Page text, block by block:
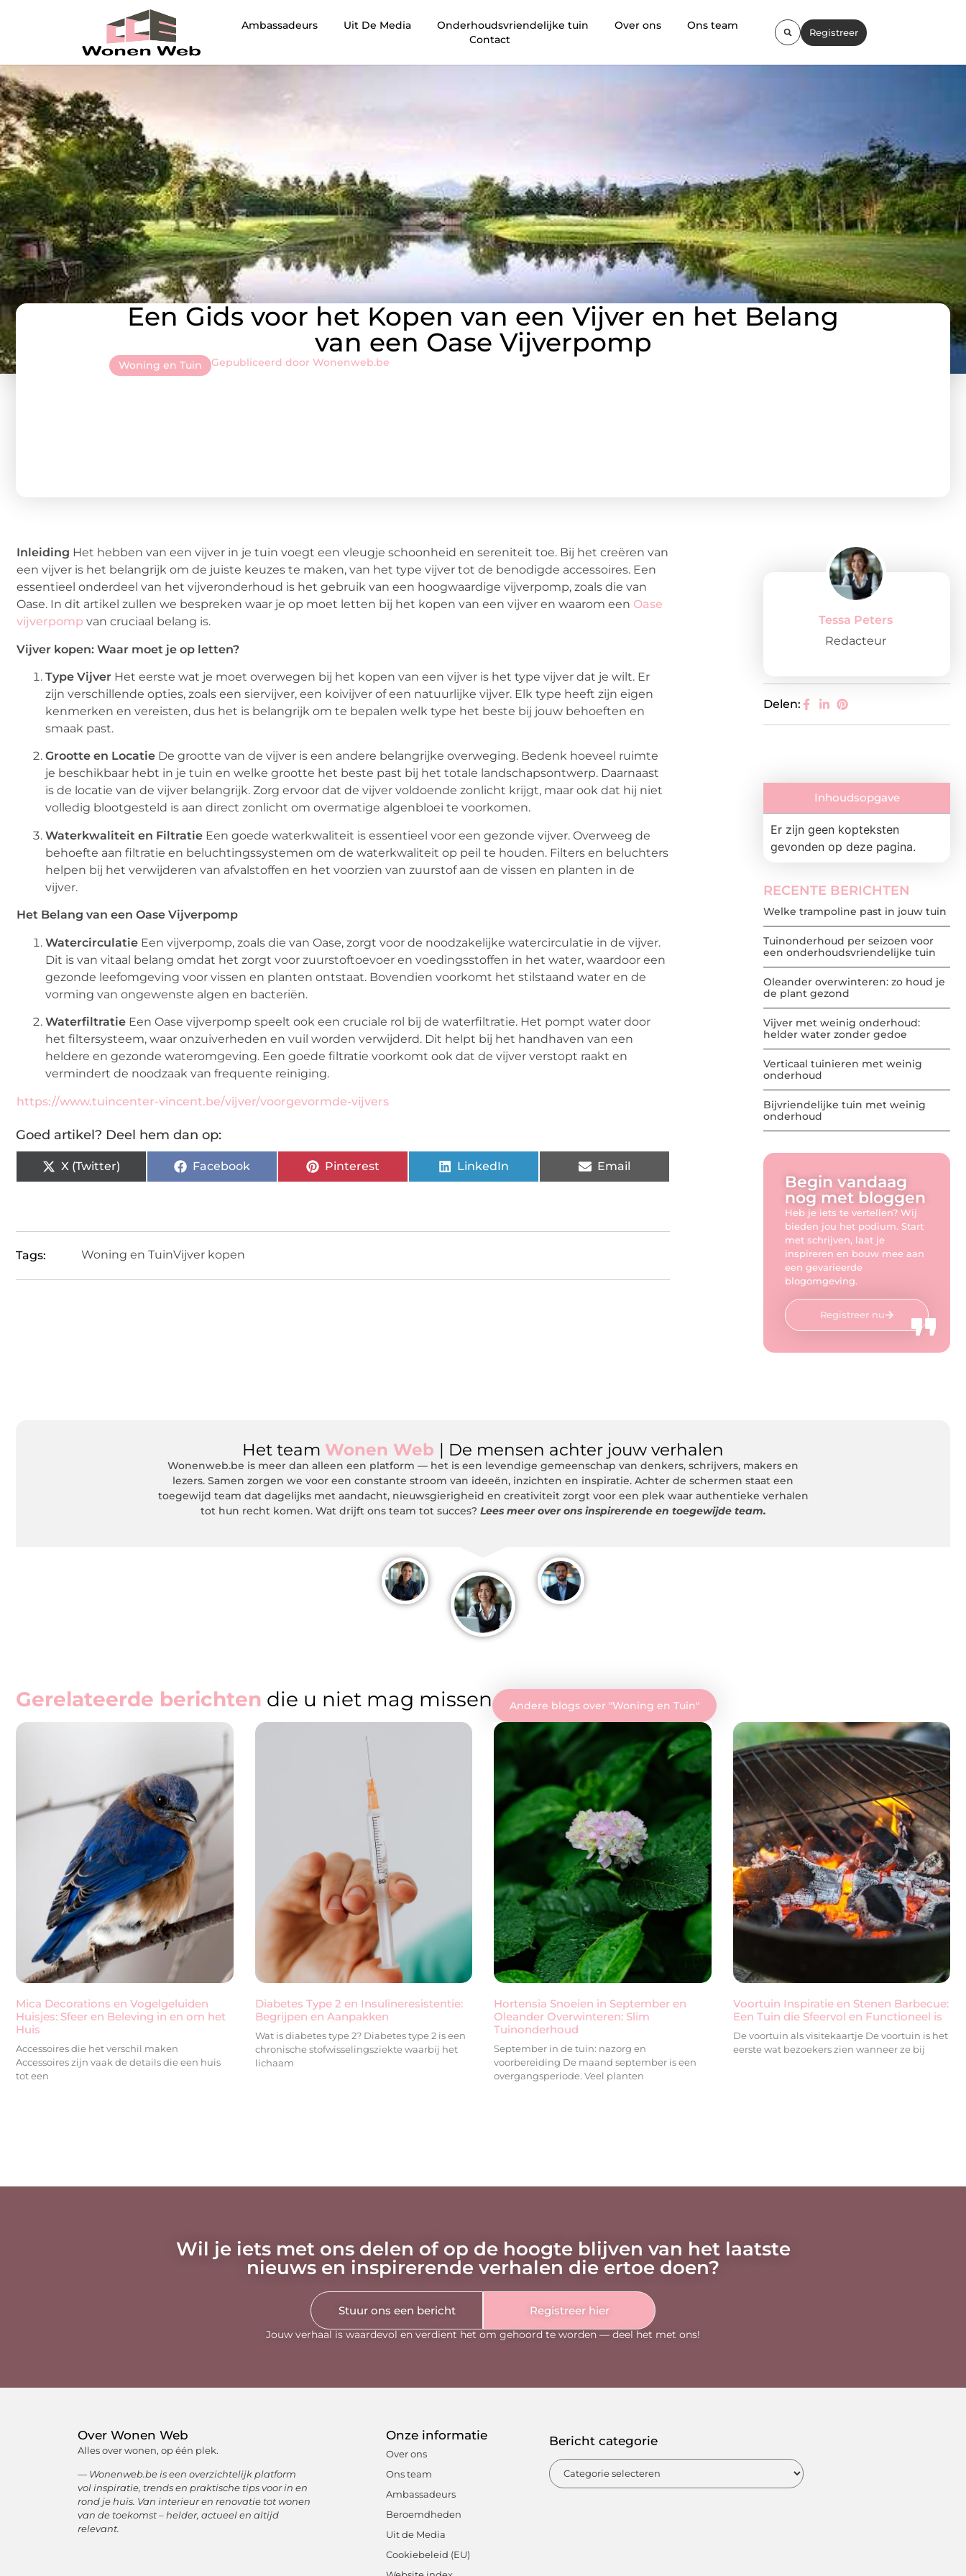
Ambassadeurs Uit De Media Onderhoudsvriendelijke tuin Over ons
Ons team
Contact
Registreer
Een Gids voor het Kopen van een Vijver en het Belang
van een Oase Vijverpomp
Woning en Tuin Gepubliceerd door Wonenweb.be
Inleiding Het hebben van een vijver in je tuin voegt een vleugje schoonheid en sereniteit toe. Bij het creëren van
een vijver is het belangrijk om de juiste keuzes te maken, van het type vijver tot de benodigde accessoires. Een
essentieel onderdeel van het vijveronderhoud is het gebruik van een hoogwaardige vijverpomp, zoals die van
Oase. In dit artikel zullen we bespreken waar je op moet letten bij het kopen van een vijver en waarom een Oase
vijverpomp van cruciaal belang is.
Vijver kopen: Waar moet je op letten?
Type Vijver Het eerste wat je moet overwegen bij het kopen van een vijver is het type vijver dat je wilt. Er
zijn verschillende opties, zoals een siervijver, een koivijver of een natuurlijke vijver. Elk type heeft zijn eigen
kenmerken en vereisten, dus het is belangrijk om te bepalen welk type het beste bij jouw behoeften en
smaak past.
Grootte en Locatie De grootte van de vijver is een andere belangrijke overweging. Bedenk hoeveel ruimte
je beschikbaar hebt in je tuin en welke grootte het beste past bij het totale landschapsontwerp. Daarnaast
is de locatie van de vijver belangrijk. Zorg ervoor dat de vijver voldoende zonlicht krijgt, maar ook dat hij niet
volledig blootgesteld is aan direct zonlicht om overmatige algenbloei te voorkomen.
Waterkwaliteit en Filtratie Een goede waterkwaliteit is essentieel voor een gezonde vijver. Overweeg de
behoefte aan filtratie en beluchtingssystemen om de waterkwaliteit op peil te houden. Filters en beluchters
helpen bij het verwijderen van afvalstoffen en het voorzien van zuurstof aan de vissen en planten in de
vijver.
Het Belang van een Oase Vijverpomp
Watercirculatie Een vijverpomp, zoals die van Oase, zorgt voor de noodzakelijke watercirculatie in de vijver.
Dit is van vitaal belang omdat het zorgt voor zuurstoftoevoer en voedingsstoffen in het water, waardoor een
gezonde leefomgeving voor vissen en planten ontstaat. Bovendien voorkomt het stilstaand water en de
vorming van ongewenste algen en bacteriën.
Waterfiltratie Een Oase vijverpomp speelt ook een cruciale rol bij de waterfiltratie. Het pompt water door
het filtersysteem, waar onzuiverheden en vuil worden verwijderd. Dit helpt bij het handhaven van een
heldere en gezonde wateromgeving. Een goede filtratie voorkomt ook dat de vijver verstopt raakt en
vermindert de noodzaak van frequente reiniging.
https://www.tuincenter-vincent.be/vijver/voorgevormde-vijvers
Goed artikel? Deel hem dan op:
X (Twitter) Facebook Pinterest LinkedIn Email
Tags: Woning en TuinVijver kopen
Tessa Peters
Redacteur
Delen:
Inhoudsopgave
Er zijn geen kopteksten
gevonden op deze pagina.
RECENTE BERICHTEN
Welke trampoline past in jouw tuin
Tuinonderhoud per seizoen voor
een onderhoudsvriendelijke tuin
Oleander overwinteren: zo houd je
de plant gezond
Vijver met weinig onderhoud:
helder water zonder gedoe
Verticaal tuinieren met weinig
onderhoud
Bijvriendelijke tuin met weinig
onderhoud
Begin vandaag
nog met bloggen
Heb je iets te vertellen? Wij
bieden jou het podium. Start
met schrijven, laat je
inspireren en bouw mee aan
een gevarieerde
blogomgeving.
Registreer nu
Het team Wonen Web | De mensen achter jouw verhalen
Wonenweb.be is meer dan alleen een platform — het is een levendige gemeenschap van denkers, schrijvers, makers en
lezers. Samen zorgen we voor een constante stroom van ideeën, inzichten en inspiratie. Achter de schermen staat een
toegewijd team dat dagelijks met aandacht, nieuwsgierigheid en creativiteit zorgt voor een plek waar authentieke verhalen
tot hun recht komen. Wat drijft ons team tot succes? Lees meer over ons inspirerende en toegewijde team.
Gerelateerde berichten die u niet mag missen Andere blogs over "Woning en Tuin"
Mica Decorations en Vogelgeluiden
Huisjes: Sfeer en Beleving in en om het
Huis
Accessoires die het verschil maken
Accessoires zijn vaak de details die een huis
tot een
Diabetes Type 2 en Insulineresistentie:
Begrijpen en Aanpakken
Wat is diabetes type 2? Diabetes type 2 is een
chronische stofwisselingsziekte waarbij het
lichaam
Hortensia Snoeien in September en
Oleander Overwinteren: Slim
Tuinonderhoud
September in de tuin: nazorg en
voorbereiding De maand september is een
overgangsperiode. Veel planten
Voortuin Inspiratie en Stenen Barbecue:
Een Tuin die Sfeervol en Functioneel is
De voortuin als visitekaartje De voortuin is het
eerste wat bezoekers zien wanneer ze bij
Wil je iets met ons delen of op de hoogte blijven van het laatste
nieuws en inspirerende verhalen die ertoe doen?
Stuur ons een bericht Registreer hier
Jouw verhaal is waardevol en verdient het om gehoord te worden — deel het met ons!
Over Wonen Web
Alles over wonen, op één plek.
— Wonenweb.be is een overzichtelijk platform
vol inspiratie, trends en praktische tips voor in en
rond je huis. Van interieur en renovatie tot wonen
van de toekomst – helder, actueel en altijd
relevant.
Onze informatie
Over ons
Ons team
Ambassadeurs
Beroemdheden
Uit de Media
Cookiebeleid (EU)
Bericht categorie